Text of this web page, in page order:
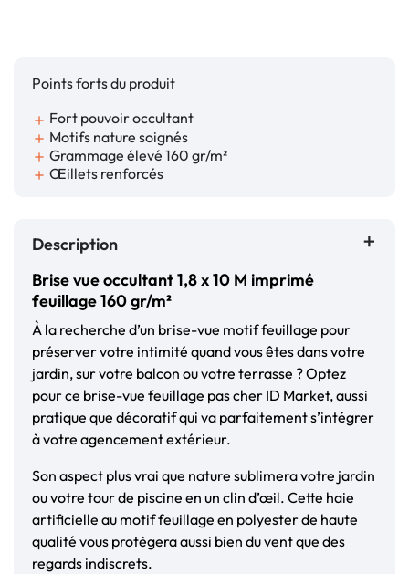
Points forts du produit
add Fort pouvoir occultant
add Motifs nature soignés
add Grammage élevé 160 gr/m²
add Œillets renforcés
Description
Brise vue occultant 1,8 x 10 M imprimé
feuillage 160 gr/m²
À la recherche d’un brise-vue motif feuillage pour
préserver votre intimité quand vous êtes dans votre
jardin, sur votre balcon ou votre terrasse ? Optez
pour ce brise-vue feuillage pas cher ID Market, aussi
pratique que décoratif qui va parfaitement s’intégrer
à votre agencement extérieur.
Son aspect plusvrai que nature sublimera votre jardin
ou votre tour de piscine en un clin d’œil. Cette haie
artificielle au motif feuillage en polyester de haute
qualité vous protègera aussi bien du vent que des
regards indiscrets.